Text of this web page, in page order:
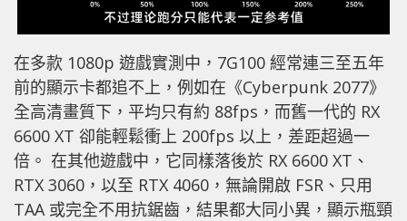
在多款 1080p 遊戲實測中，7G100 經常連三至五年
前的顯示卡都追不上，例如在《Cyberpunk 2077》
全高清畫質下，平均只有約 88fps，而舊一代的 RX
6600 XT 卻能輕鬆衝上 200fps 以上，差距超過一
倍。 在其他遊戲中，它同樣落後於 RX 6600 XT、
RTX 3060，以至 RTX 4060，無論開啟 FSR、只用
TAA 或完全不用抗鋸齒，結果都大同小異，顯示瓶頸